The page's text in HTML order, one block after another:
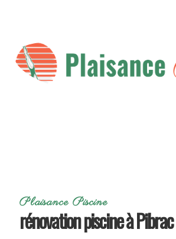
Plaisance Piscine
rénovation piscine à Pibrac